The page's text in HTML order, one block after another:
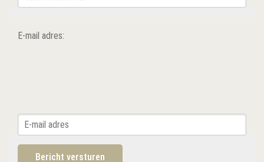
E-mail adres: